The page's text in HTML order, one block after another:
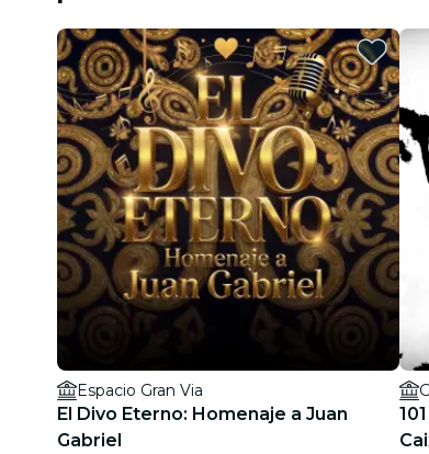
Espacio Gran Via
El Divo Eterno: Homenaje a Juan
Gabriel